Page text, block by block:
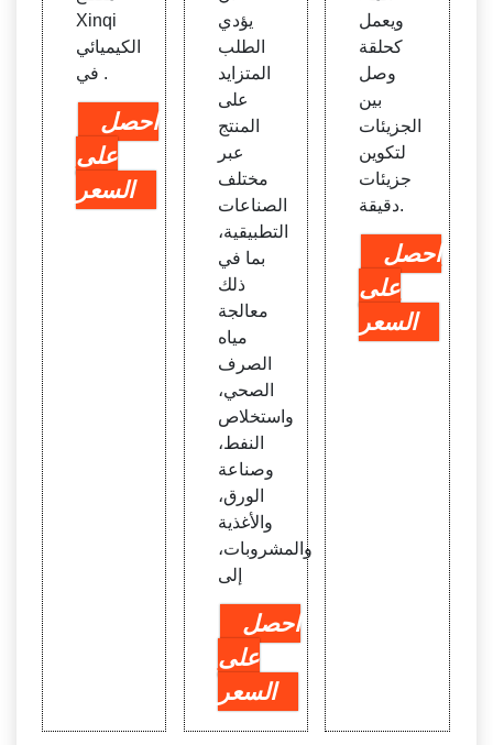
Xinqi
الكيميائي
في .
احصل
على
السعر
يؤدي
الطلب
المتزايد
على
المنتج
عبر
مختلف
الصناعات
التطبيقية،
بما في
ذلك
معالجة
مياه
الصرف
الصحي،
واستخلاص
النفط،
وصناعة
الورق،
والأغذية
والمشروبات،
إلى
احصل
على
السعر
ويعمل
كحلقة
وصل
بين
الجزيئات
لتكوين
جزيئات
دقيقة.
احصل
على
السعر